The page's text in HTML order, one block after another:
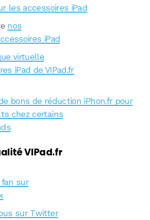
les accessoires iPad
nos
iPad
virtuelle
iPad de VIPad.fr
bons de réduction iPhon.fr pour
chez certains
VIPad.fr
fan sur
sur Twitter